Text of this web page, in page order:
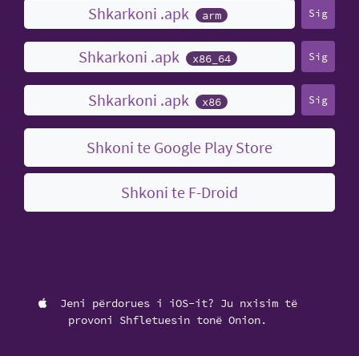
Shkarkoni .apk arm Sig
Shkarkoni .apk x86_64 Sig
Shkarkoni .apk x86 Sig
Shkoni te Google Play Store
Shkoni te F-Droid
Jeni përdorues i iOS-it? Ju nxisim të
provoni Shfletuesin tonë Onion.